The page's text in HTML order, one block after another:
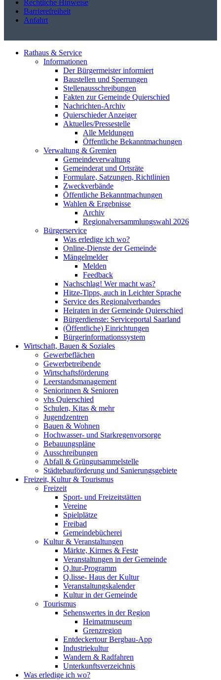
Rechtliche Hinweise
Barrierefreiheit
Anfahrt
Rathaus & Service
Informationen
Der Bürgermeister informiert
Baustellen und Sperrungen
Stellenausschreibungen
Fakten zur Gemeinde Quierschied
Nachrichten-Archiv
Quierschieder Anzeiger
Aktuelles/Pressestelle
Alle Meldungen
Öffentliche Bekanntmachungen
Verwaltung & Gremien
Gemeindeverwaltung
Gemeinderat und Ortsräte
Formulare, Satzungen, Richtlinien
Zweckverbände
Öffentliche Bekanntmachungen
Wahlen & Ergebnisse
Archiv
Regionalversammlungswahl 2026
Bürgerservice
Was erledige ich wo?
Online-Dienste der Gemeinde
Mängelmelder
Melden
Feedback
Nachschlag! Wer macht was?
Hitze-Tipps, auch in Leichter Sprache
Service des Regionalverbandes
Heiraten in der Gemeinde Quierschied
Bürgerdienste: Serviceportal Saarland
(Öffentliche) Einrichtungen
Bürgerinformationssystem
Wirtschaft, Bauen & Soziales
Gewerbeflächen
Gewerbetreibende
Wirtschaftsförderung
Leerstandsmanagement
Seniorinnen & Senioren
vhs Quierschied
Schulen, Kitas & mehr
Jugendzentren
Bauen & Wohnen
Hochwasser- und Starkregenvorsorge
Bebauungspläne
Ausschreibungen
Abfall & Grüngutsammelstelle
Städtebauförderung und Sanierungsgebiete
Freizeit, Kultur & Tourismus
Freizeit
Sport- und Freizeitstätten
Vereine
Spielplätze
Freibad
Gemeindebücherei
Kultur & Veranstaltungen
Märkte, Kirmes & Feste
Veranstaltungen in der Gemeinde
Q.ltur-Programm
Q.lisse- Haus der Kultur
Veranstaltungskalender
Kultur in der Gemeinde
Tourismus
Sehenswertes in der Region
Heimatmuseum
Grenzregion
Entdeckertour Bergbau-App
Industriekultur
Wandern & Radfahren
Unterkunftsverzeichnis
Was erledige ich wo?